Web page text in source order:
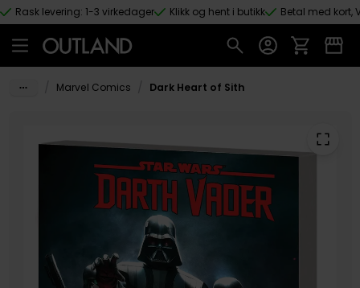
Hopp til hovedinnhold
Rask levering: 1-3 virkedager Klikk og hent i butikk Betal med kort,
Marvel Comics Dark Heart of Sith